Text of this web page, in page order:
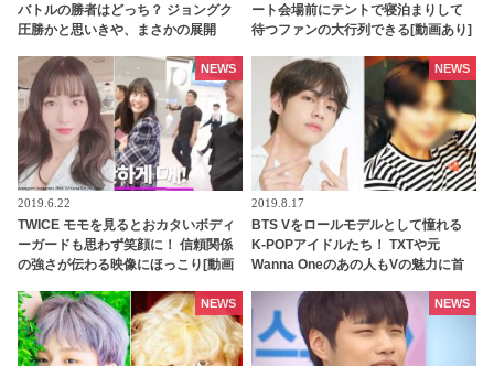
バトルの勝者はどっち？ ジョングク
圧勝かと思いきや、まさかの展開
ート会場前にテントで寝泊まりして
待つファンの大行列できる[動画あり]
2019.6.22
TWICE モモを見るとおカタいボディ
ーガードも思わず笑顔に！ 信頼関係
の強さが伝わる映像にほっこり[動画
NEWS
2019.8.17
BTS Vをロールモデルとして憧れる
K-POPアイドルたち！ TXTや元
Wanna Oneのあの人もVの魅力に首
NEWS
NEWS NEWS